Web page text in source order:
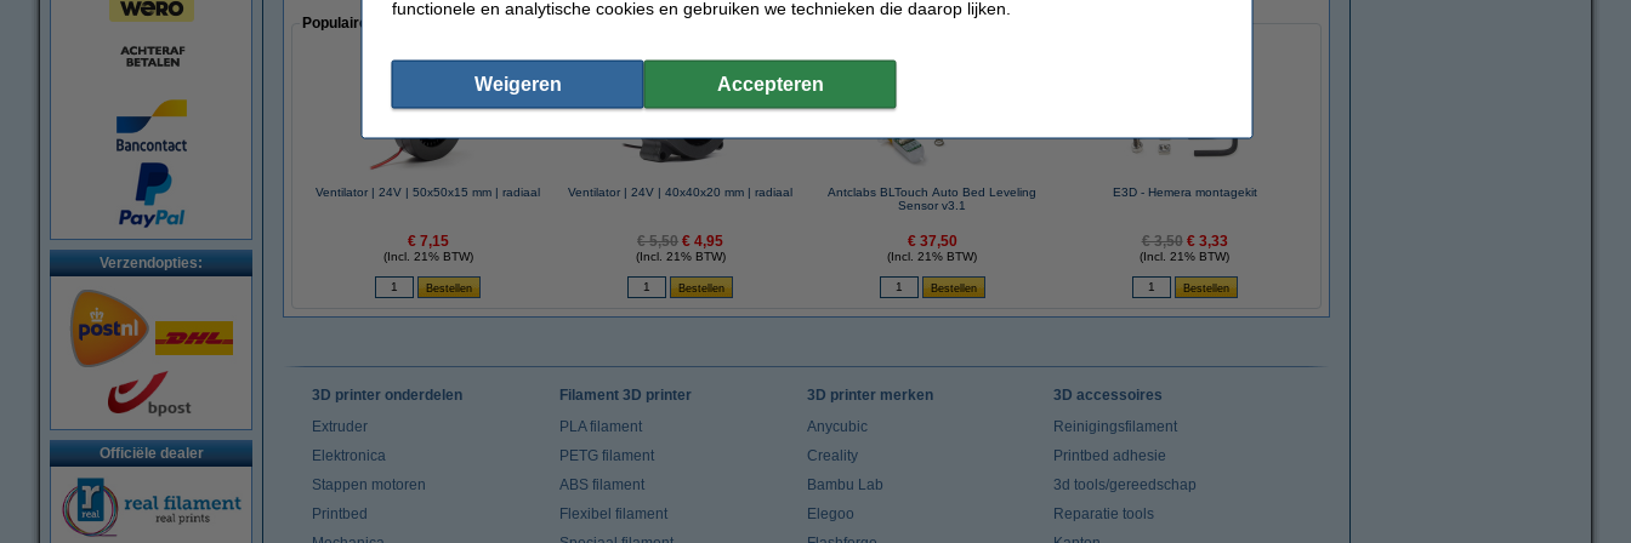
Verzendopties:
Officiële dealer
Populaire artikelen van klanten die dit artikel ook besteld hebben
Ventilator | 24V | 50x50x15 mm | radiaal
€ 7,15
(Incl. 21% BTW)
Ventilator | 24V | 40x40x20 mm | radiaal
€ 5,50 € 4,95
(Incl. 21% BTW)
Antclabs BLTouch Auto Bed Leveling
Sensor v3.1
€ 37,50
(Incl. 21% BTW)
E3D - Hemera montagekit
€ 3,50 € 3,33
(Incl. 21% BTW)
3D printer onderdelen
Extruder
Elektronica
Stappen motoren
Printbed
Filament 3D printer
PLA filament
PETG filament
ABS filament
Flexibel filament
3D printer merken
Anycubic
Creality
Bambu Lab
Elegoo
3D accessoires
Reinigingsfilament
Printbed adhesie
3d tools/gereedschap
Reparatie tools
functionele en analytische cookies en gebruiken we technieken die daarop lijken.
Weigeren Accepteren